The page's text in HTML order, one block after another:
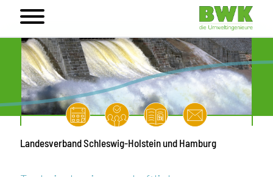
Landesverband Schleswig-Holstein und Hamburg